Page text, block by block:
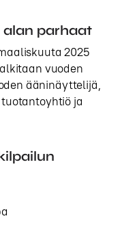
alan parhaat
2025
vuoden
ääninäyttelijä,
ja